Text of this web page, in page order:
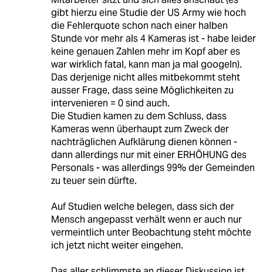
gibt hierzu eine Studie der US Army wie hoch
die Fehlerquote schon nach einer halben
Stunde vor mehr als 4 Kameras ist - habe leider
keine genauen Zahlen mehr im Kopf aber es
war wirklich fatal, kann man ja mal googeln).
Das derjenige nicht alles mitbekommt steht
ausser Frage, dass seine Möglichkeiten zu
intervenieren = 0 sind auch.
Die Studien kamen zu dem Schluss, dass
Kameras wenn überhaupt zum Zweck der
nachträglichen Aufklärung dienen können -
dann allerdings nur mit einer ERHÖHUNG des
Personals - was allerdings 99% der Gemeinden
zu teuer sein dürfte.
Auf Studien welche belegen, dass sich der
Mensch angepasst verhält wenn er auch nur
vermeintlich unter Beobachtung steht möchte
ich jetzt nicht weiter eingehen.